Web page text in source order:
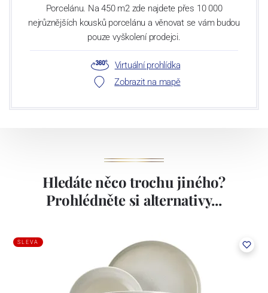
Porcelánu. Na 450 m2 zde najdete přes 10 000
nejrůznějších kousků porcelánu a věnovat se vám budou
pouze vyškolení prodejci.
Virtuální prohlídka
Zobrazit na mapě
Hledáte něco trochu jiného?
Prohlédněte si alternativy...
SLEVA